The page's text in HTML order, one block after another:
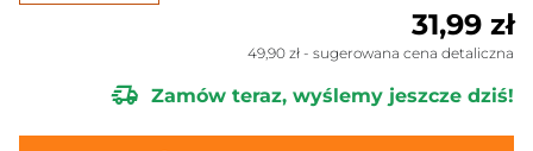
31,99 zł
49,90 zł - sugerowana cena detaliczna
Zamów teraz, wyślemy jeszcze dziś!